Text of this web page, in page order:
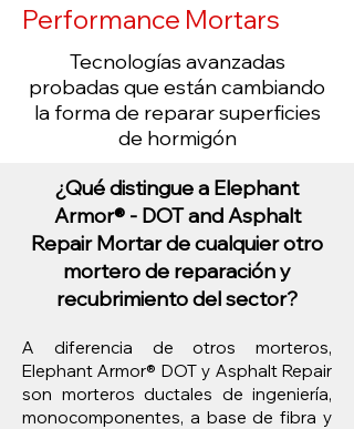
Performance Mortars
Tecnologías avanzadas
probadas que están cambiando
la forma de reparar superficies
de hormigón
¿Qué distingue a Elephant
Armor® - DOT and Asphalt
Repair Mortar de cualquier otro
mortero de reparación y
recubrimiento del sector?
A diferencia de otros morteros,
Elephant Armor® DOT y Asphalt Repair
son morteros ductales de ingeniería,
monocomponentes, a base de fibra y